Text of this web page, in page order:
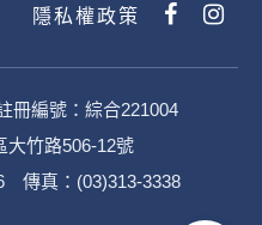
隱私權政策
冊編號：綜合221004
大竹路506-12號
傳真：(03)313-3338